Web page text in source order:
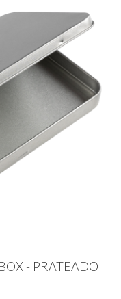
- PRATEADO